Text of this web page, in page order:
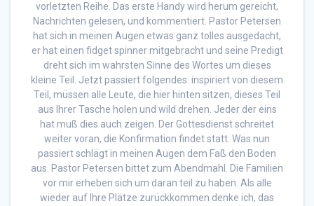
vorletzten Reihe. Das erste Handy wird herum gereicht,
Nachrichten gelesen, und kommentiert. Pastor Petersen
hat sich in meinen Augen etwas ganz tolles ausgedacht,
er hat einen fidget spinner mitgebracht und seine Predigt
dreht sich im wahrsten Sinne des Wortes um dieses
kleine Teil. Jetzt passiert folgendes: inspiriert von diesem
Teil, müssen alle Leute, die hier hinten sitzen, dieses Teil
aus Ihrer Tasche holen und wild drehen. Jeder der eins
hat muß dies auch zeigen. Der Gottesdienst schreitet
weiter voran, die Konfirmation findet statt. Was nun
passiert schlägt in meinen Augen dem Faß den Boden
aus. Pastor Petersen bittet zum Abendmahl. Die Familien
vor mir erheben sich um daran teil zu haben. Als alle
wieder auf Ihre Plätze zurückkommen denke ich, das